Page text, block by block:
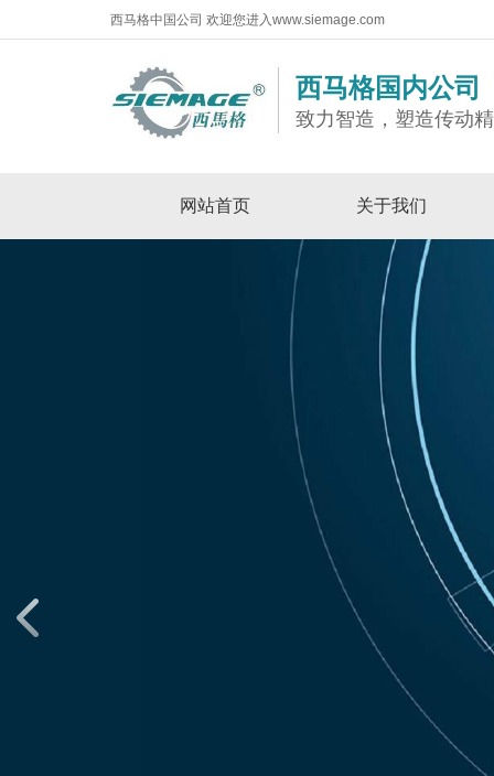
西马格中国公司 欢迎您进入www.siemage.com
西马格国内公司
致力智造，塑造传动
网站首页 关于我们